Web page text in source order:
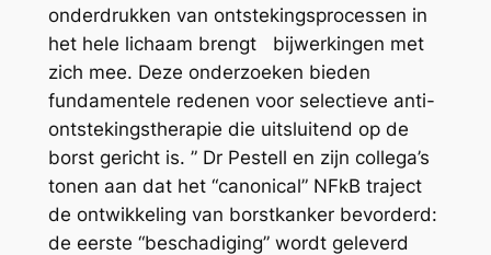
onderdrukken van ontstekingsprocessen in
het hele lichaam brengt bijwerkingen met
zich mee. Deze onderzoeken bieden
fundamentele redenen voor selectieve anti-
ontstekingstherapie die uitsluitend op de
borst gericht is. ” Dr Pestell en zijn collega’s
tonen aan dat het “canonical” NFkB traject
de ontwikkeling van borstkanker bevorderd:
de eerste “beschadiging” wordt geleverd